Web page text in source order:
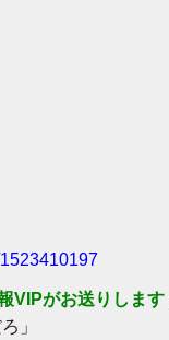
VIPがお送りします
」